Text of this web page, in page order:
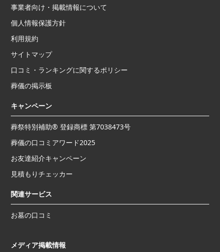
事業者向け・掲載情報について
個人情報保護方針
利用規約
サイトマップ
口コミ・ランキングに関するポリシー
葬儀の掲示板
キャンペーン
葬祭特別補助® 登録商標 第7038473号
葬儀の口コミアワード2025
お友達紹介キャンペーン
見積もりチェッカー
関連サービス
お墓の口コミ
メディア掲載情報